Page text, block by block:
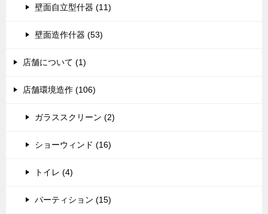
壁面自立型什器 (11)
壁面造作什器 (53)
店舗について (1)
店舗環境造作 (106)
ガラススクリーン (2)
ショーウィンド (16)
トイレ (4)
パーティション (15)